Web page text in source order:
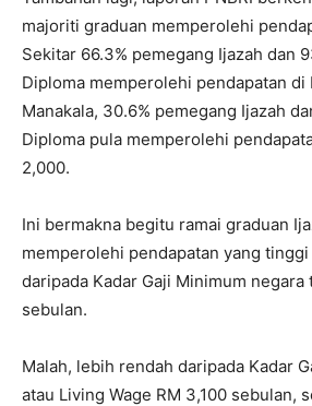
majoriti graduan memperolehi
Sekitar 66.3% pemegang Ijazah dan
Diploma memperolehi pendapatan di
Manakala, 30.6% pemegang Ijazah
Diploma pula memperolehi
2,000.
Ini bermakna begitu ramai graduan
memperolehi pendapatan yang
daripada Kadar Gaji Minimum negara
sebulan.
Malah, lebih rendah daripada Kadar
atau Living Wage RM 3,100 sebulan,